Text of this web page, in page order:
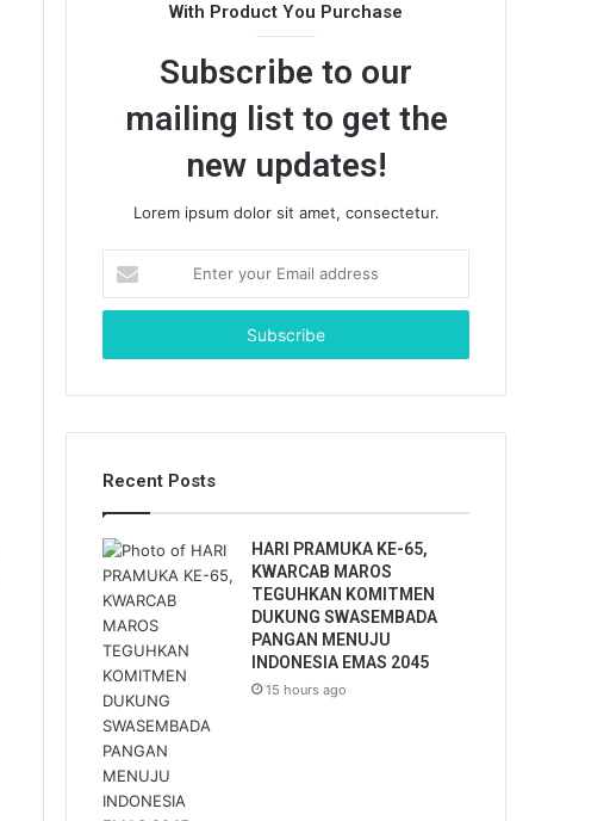
With Product You Purchase
Subscribe to our
mailing list to get the
new updates!
Lorem ipsum dolor sit amet, consectetur.
t
r
u
E
m
a
i
l
a
d
d
r
e
s
s
Recent Posts
HARI PRAMUKA KE-65,
KWARCAB MAROS
TEGUHKAN KOMITMEN
DUKUNG SWASEMBADA
PANGAN MENUJU
INDONESIA EMAS 2045
15 hours ago